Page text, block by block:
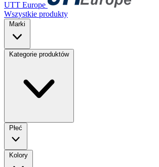
UTT Europe
Wszystkie produkty
Marki
Kategorie produktów
Płeć
Kolory